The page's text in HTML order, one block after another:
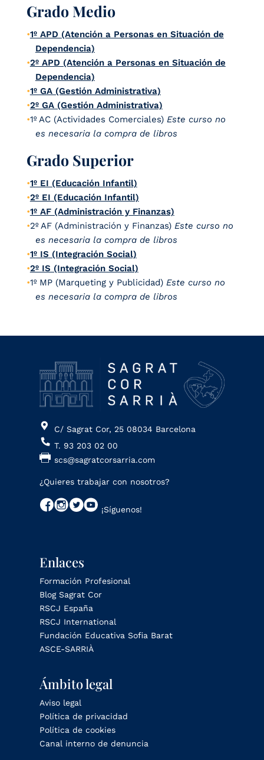
Grado Medio
1º APD (Atención a Personas en Situación de
Dependencia)
2º APD (Atención a Personas en Situación de
Dependencia)
1º GA (Gestión Administrativa)
2º GA (Gestión Administrativa)
1º AC (Actividades Comerciales) Este curso no
es necesaria la compra de libros
Grado Superior
1º EI (Educación Infantil)
2º EI (Educación Infantil)
1º AF (Administración y Finanzas)
2º AF (Administración y Finanzas) Este curso no
es necesaria la compra de libros
1º IS (Integración Social)
2º IS (Integración Social)
1º MP (Marqueting y Publicidad) Este curso no
es necesaria la compra de libros
C/ Sagrat Cor, 25 08034 Barcelona
T. 93 203 02 00
scs@sagratcorsarria.com
¿Quieres trabajar con nosotros?
¡Síguenos!
Enlaces
Formación Profesional
Blog Sagrat Cor
RSCJ España
RSCJ International
Fundación Educativa Sofia Barat
ASCE-SARRIÀ
Ámbito legal
Aviso legal
Política de privacidad
Política de cookies
Canal interno de denuncia